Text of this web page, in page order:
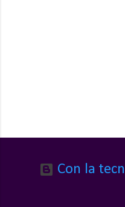
Con la